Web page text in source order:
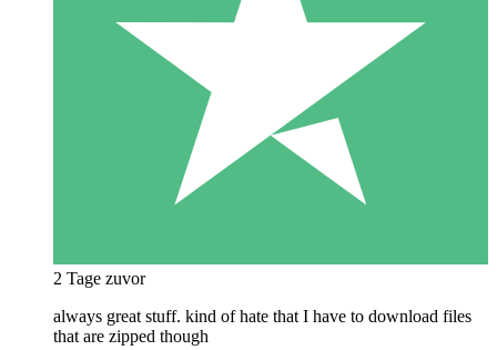
2 Tage zuvor
always great stuff. kind of hate that I have to download files
that are zipped though